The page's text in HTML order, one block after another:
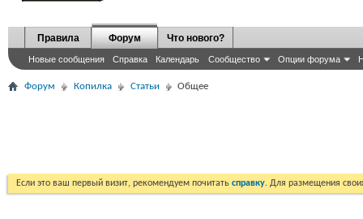
Правила Форум
Новые сообщения Справка Календарь Сообщество Опции форума
Что нового?
Форум Копилка Статьи Общее
Если это ваш первый визит, рекомендуем почитать справку. Для размещения